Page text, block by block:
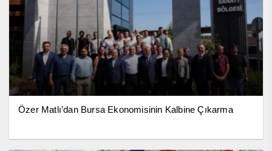
Özer Matlı’dan Bursa Ekonomisinin Kalbine Çıkarma